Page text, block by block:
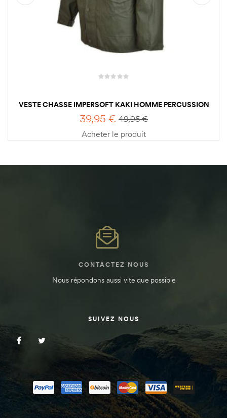
VESTE CHASSE IMPERSOFT KAKI HOMME PERCUSSION
49,95€
39,95 €
Acheter le produit
CONTACTEZ NOUS
Nous répondons aussi vite que possible
SUIVEZ NOUS